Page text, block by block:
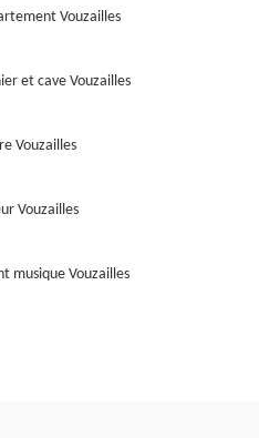
Vouzailles
et cave Vouzailles
Vouzailles
Vouzailles
musique Vouzailles